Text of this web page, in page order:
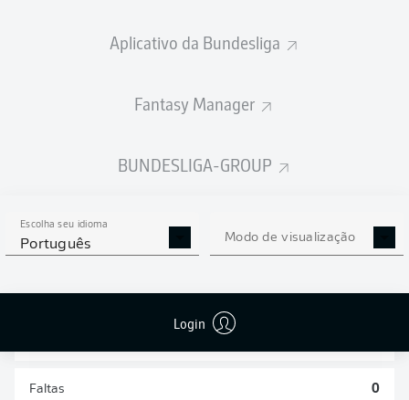
Aplicativo da Bundesliga
Fantasy Manager
BUNDESLIGA-GROUP
Escolha seu idioma
Português Modo de visualização
Login
ESTATÍSTICAS DA
TEMPORADA 2026/2027
Faltas 0